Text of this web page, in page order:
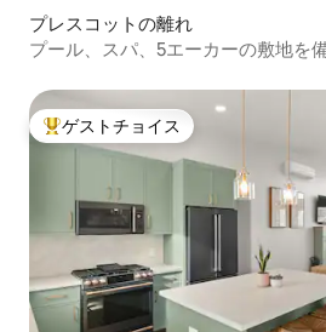
プレスコットの離れ
プール、スパ、5エーカーの敷地を
大好評のゲストチョイスです。
ゲストチョイス